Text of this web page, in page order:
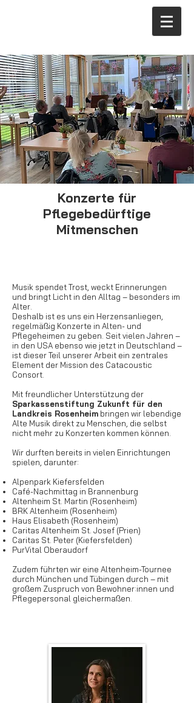
Konzerte für
Pflegebedürftige
Mitmenschen
Musik spendet Trost, weckt Erinnerungen
und bringt Licht in den Alltag – besonders im
Alter.
Deshalb ist es uns ein Herzensanliegen,
regelmäßig Konzerte in Alten- und
Pflegeheimen zu geben. Seit vielen Jahren –
in den USA ebenso wie jetzt in Deutschland –
ist dieser Teil unserer Arbeit ein zentrales
Element der Mission des Catacoustic
Consort.
Mit freundlicher Unterstützung der
Sparkassenstiftung Zukunft für den
Landkreis Rosenheim bringen wir lebendige
Alte Musik direkt zu Menschen, die selbst
nicht mehr zu Konzerten kommen können.
Wir durften bereits in vielen Einrichtungen
spielen, darunter:
Alpenpark Kiefersfelden
Café-Nachmittag in Brannenburg
Altenheim St. Martin (Rosenheim)
BRK Altenheim (Rosenheim)
Haus Elisabeth (Rosenheim)
Caritas Altenheim St. Josef (Prien)
Caritas St. Peter (Kiefersfelden)
​PurVital Oberaudorf
Zudem führten wir eine Altenheim-Tournee
durch München und Tübingen durch – mit
großem Zuspruch von Bewohner:innen und
Pflegepersonal gleichermaßen.